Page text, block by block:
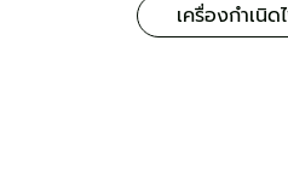
เครื่องกำเนิด